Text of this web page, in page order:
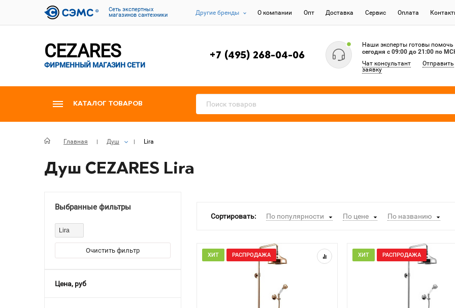
Cеть экспертных
магазинов сантехники
Другие бренды О компании Опт Доставка Сервис Оплата
CEZARES
ФИРМЕННЫЙ МАГАЗИН СЕТИ
+7 (495) 268-04-06
Наши эксперты готовы помочь
сегодня c 09:00 до 21:00 по
Чат консультант
Отправить
заявку
КАТАЛОГ ТОВАРОВ
Главная Душ Lira
Душ CEZARES Lira
Выбранные фильтры
Lira
Очистить фильтр
Цена, руб
Сортировать: По популярности По цене По названию
ХИТ РАСПРОДАЖА ХИТ РАСПРОДАЖА